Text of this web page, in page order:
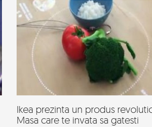
Ikea prezinta un produs
Masa care te invata sa gatesti